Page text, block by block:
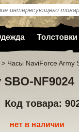
Толстовки
> Часы NaviForce Army
NF9024
Код товара:
нет в наличии